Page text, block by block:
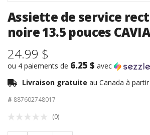
Assiette de service
noire 13.5 pouces
24.99 $
ou 4 paiements de 6.25 $ avec
Livraison gratuite au Canada à
# 887602748017
(0)